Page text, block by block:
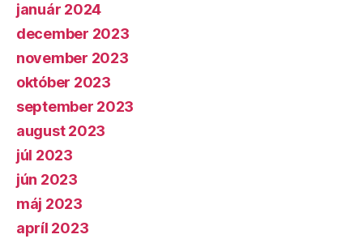
január 2024
december 2023
november 2023
október 2023
september 2023
august 2023
júl 2023
jún 2023
máj 2023
apríl 2023